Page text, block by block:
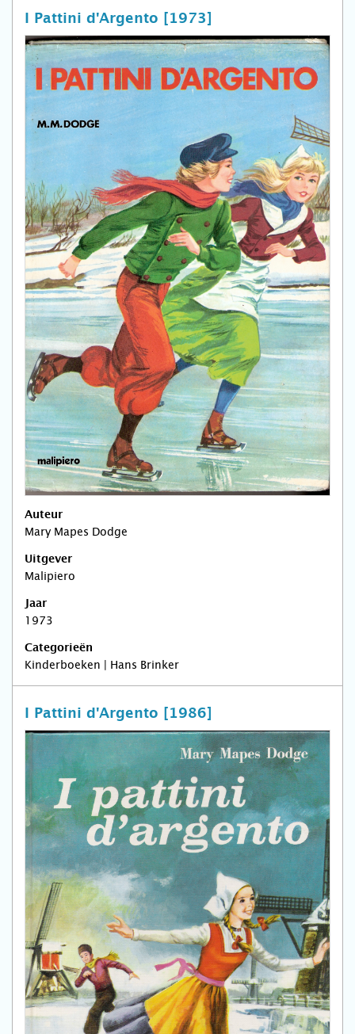
I Pattini d'Argento [1973]
Auteur
Mary Mapes Dodge
Uitgever
Malipiero
Jaar
1973
Categorieën
Kinderboeken | Hans Brinker
I Pattini d'Argento [1986]